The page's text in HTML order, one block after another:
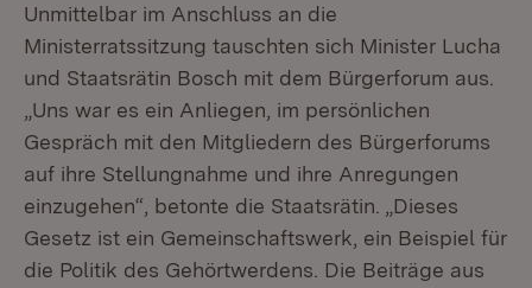
Unmittelbar im Anschluss an die
Ministerratssitzung tauschten sich Minister Lucha
und Staatsrätin Bosch mit dem Bürgerforum aus.
„Uns war es ein Anliegen, im persönlichen
Gespräch mit den Mitgliedern des Bürgerforums
auf ihre Stellungnahme und ihre Anregungen
einzugehen“, betonte die Staatsrätin. „Dieses
Gesetz ist ein Gemeinschaftswerk, ein Beispiel für
die Politik des Gehörtwerdens. Die Beiträge aus